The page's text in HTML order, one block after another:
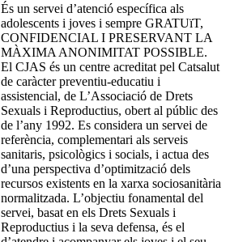
És un servei d’atenció específica als
adolescents i joves i sempre GRATUïT,
CONFIDENCIAL I PRESERVANT LA
MÀXIMA ANONIMITAT POSSIBLE.
El CJAS és un centre acreditat pel Catsalut
de caràcter preventiu-educatiu i
assistencial, de L’Associació de Drets
Sexuals i Reproductius, obert al públic des
de l’any 1992. Es considera un servei de
referència, complementari als serveis
sanitaris, psicològics i socials, i actua des
d’una perspectiva d’optimització dels
recursos existents en la xarxa sociosanitària
normalitzada. L’objectiu fonamental del
servei, basat en els Drets Sexuals i
Reproductius i la seva defensa, és el